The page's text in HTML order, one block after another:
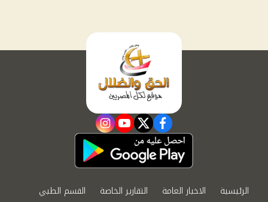
facebook
twitter
youtube
instagram
الرئيسية الاخبار العامة التقارير الخاصة
القسم الطبي